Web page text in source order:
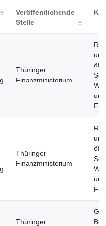
Veröffentlichende
Stelle
Thüringer
Finanzministerium
und
und
Thüringer
Finanzministerium
und
und
Thüringer